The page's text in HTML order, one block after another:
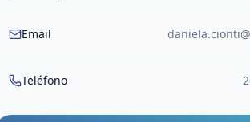
Email
Teléfono